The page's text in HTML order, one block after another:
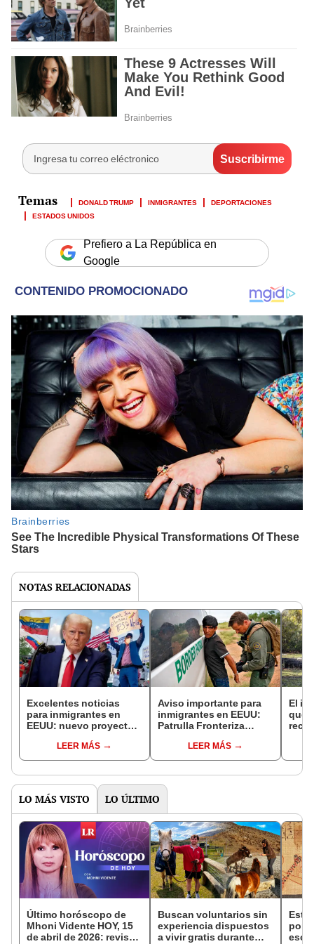
DONALD TRUMP INMIGRANTES
DEPORTACIONES
ESTADOS UNIDOS
Prefiero a La República en
Google
NOTAS RELACIONADAS
Excelentes noticias
para inmigrantes en
EEUU: nuevo proyecto
Trump deporte
extranjeros de esta
LEER MÁS
Aviso importante para
inmigrantes en EEUU:
Patrulla Fronteriza
indocumentados en
este estado
LEER MÁS
El
que
asno
LO MÁS VISTO LO ÚLTIMO
Último horóscopo de
Mhoni Vidente HOY, 15
de abril de 2026: revisa
Buscan voluntarios sin
experiencia dispuestos
a vivir gratis durante
Esta
por